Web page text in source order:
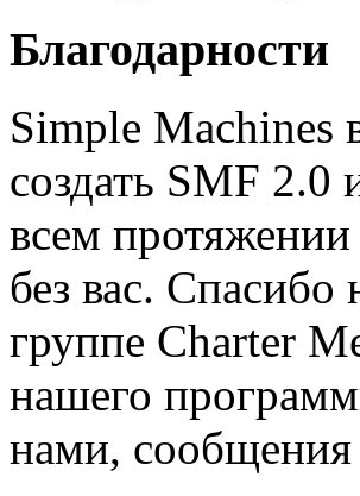
Благодарности
Simple Machines
создать SMF 2.0
всем
без вас.
группе Charter
нашего
нами, сообщения